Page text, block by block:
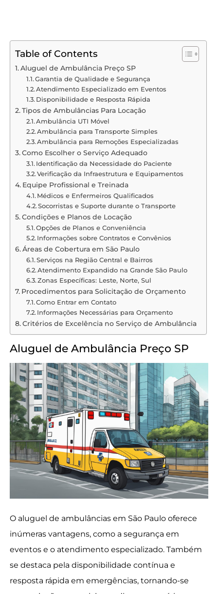
Table of Contents
Aluguel de Ambulância Preço SP
Garantia de Qualidade e Segurança
Atendimento Especializado em Eventos
Disponibilidade e Resposta Rápida
Tipos de Ambulâncias Para Locação
Ambulância UTI Móvel
Ambulância para Transporte Simples
Ambulância para Remoções Especializadas
Como Escolher o Serviço Adequado
Identificação da Necessidade do Paciente
Verificação da Infraestrutura e Equipamentos
Equipe Profissional e Treinada
Médicos e Enfermeiros Qualificados
Socorristas e Suporte durante o Transporte
Condições e Planos de Locação
Opções de Planos e Conveniência
Informações sobre Contratos e Convênios
Áreas de Cobertura em São Paulo
Serviços na Região Central e Bairros
Atendimento Expandido na Grande São Paulo
Zonas Específicas: Leste, Norte, Sul
Procedimentos para Solicitação de Orçamento
Como Entrar em Contato
Informações Necessárias para Orçamento
Critérios de Excelência no Serviço de Ambulância
Aluguel de Ambulância Preço SP
O aluguel de ambulâncias em São Paulo oferece
inúmeras vantagens, como a segurança em
eventos e o atendimento especializado. Também
se destaca pela disponibilidade contínua e
resposta rápida em emergências, tornando-se